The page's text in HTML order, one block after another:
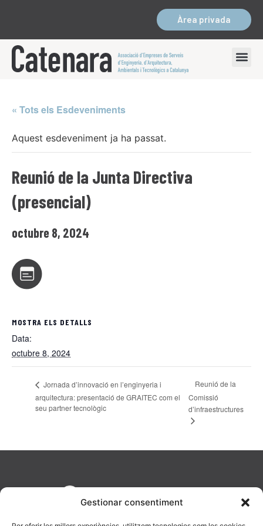
Gestionar consentiment
Àrea privada
« Tots els Esdeveniments
Aquest esdeveniment ja ha passat.
Reunió de la Junta Directiva
(presencial)
octubre 8, 2024
MOSTRA ELS DETALLS
Data:
octubre 8, 2024
Jornada d’innovació en l’enginyeria i
arquitectura: presentació de GRAITEC com el
seu partner tecnològic
Reunió de la
Comissió
d’infraestructures